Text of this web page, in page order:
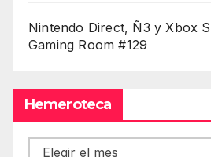
Nintendo Direct, Ñ3 y Xbox
Gaming Room #129
Hemeroteca
Hemeroteca